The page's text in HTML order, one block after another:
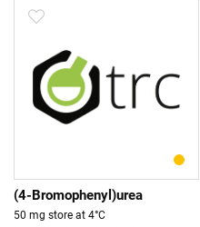
(4-Bromophenyl)urea
50 mg store at 4°C